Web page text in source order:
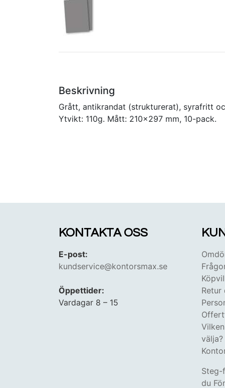
Beskrivning
Grått, antikrandat (strukturerat), syrafritt
Ytvikt: 110g. Mått: 210x297 mm, 10-pack.
KONTAKTA OSS
E-post:
kundservice@kontorsmax.se
Öppettider:
Vardagar 8 – 15
Retur
välja?
Steg-
du